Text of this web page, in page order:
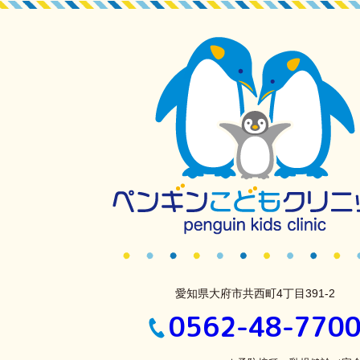
愛知県大府市共西町4丁目391-2
0562-48-